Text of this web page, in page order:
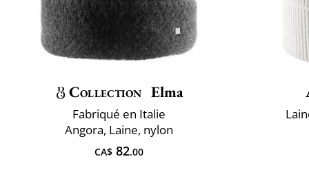
Collection Elma
Fabriqué en Italie
Angora, Laine, nylon
CA$ 82.00